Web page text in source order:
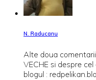
N. Raducanu
Alte doua
VECHE si despre
blogul :